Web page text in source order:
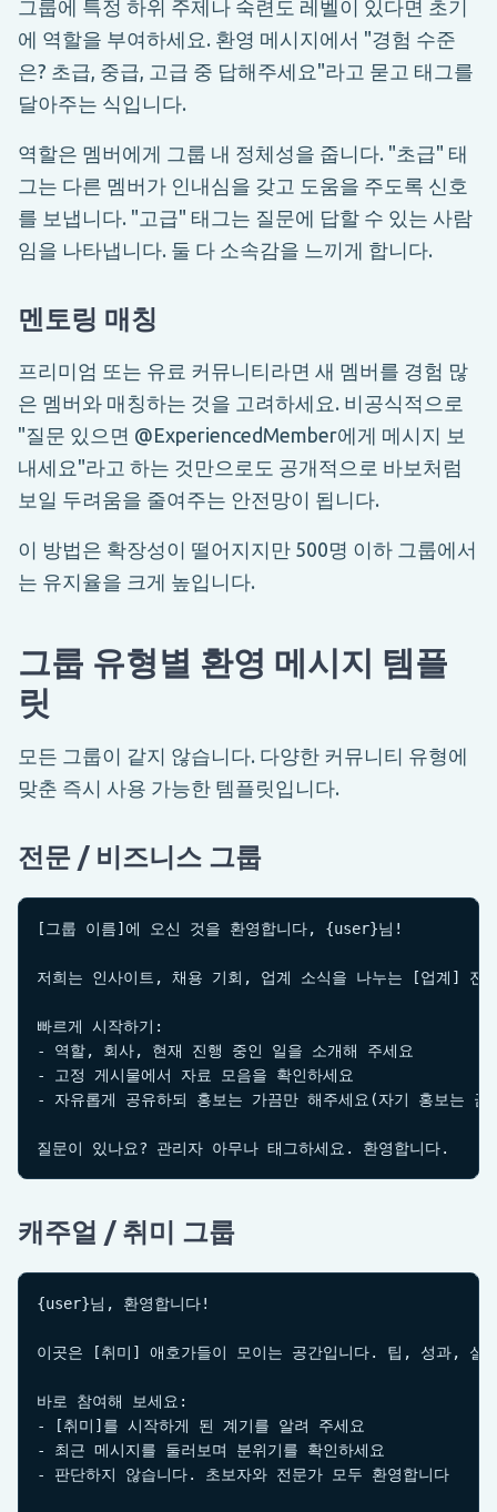
그룹에 특정 하위 주제나 숙련도 레벨이 있다면 초기
에 역할을 부여하세요. 환영 메시지에서 "경험 수준
은? 초급, 중급, 고급 중 답해주세요"라고 묻고 태그를
달아주는 식입니다.
역할은 멤버에게 그룹 내 정체성을 줍니다. "초급" 태
그는 다른 멤버가 인내심을 갖고 도움을 주도록 신호
를 보냅니다. "고급" 태그는 질문에 답할 수 있는 사람
임을 나타냅니다. 둘 다 소속감을 느끼게 합니다.
멘토링 매칭
프리미엄 또는 유료 커뮤니티라면 새 멤버를 경험 많
은 멤버와 매칭하는 것을 고려하세요. 비공식적으로
"질문 있으면 @ExperiencedMember에게 메시지 보
내세요"라고 하는 것만으로도 공개적으로 바보처럼
보일 두려움을 줄여주는 안전망이 됩니다.
이 방법은 확장성이 떨어지지만 500명 이하 그룹에서
는 유지율을 크게 높입니다.
그룹 유형별 환영 메시지 템플
릿
모든 그룹이 같지 않습니다. 다양한 커뮤니티 유형에
맞춘 즉시 사용 가능한 템플릿입니다.
전문 / 비즈니스 그룹
[그룹 이름]에 오신 것을 환영합니다, {user}님!
저희는 인사이트, 채용 기회, 업계 소식을 나누는 [업계] 전
빠르게 시작하기:
- 역할, 회사, 현재 진행 중인 일을 소개해 주세요
- 고정 게시물에서 자료 모음을 확인하세요
- 자유롭게 공유하되 홍보는 가끔만 해주세요(자기 홍보는 금
질문이 있나요? 관리자 아무나 태그하세요. 환영합니다.
캐주얼 / 취미 그룹
{user}님, 환영합니다!
이곳은 [취미] 애호가들이 모이는 공간입니다. 팁, 성과, 실
바로 참여해 보세요:
- [취미]를 시작하게 된 계기를 알려 주세요
- 최근 메시지를 둘러보며 분위기를 확인하세요
- 판단하지 않습니다. 초보자와 전문가 모두 환영합니다